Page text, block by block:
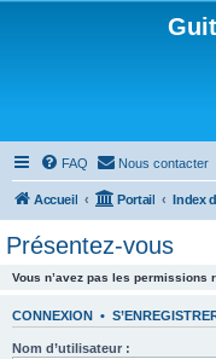
FAQ Nous contacter
Accueil Portail Index
Présentez-vous
Vous n’avez pas les permissions
CONNEXION •
Nom d’utilisateur :